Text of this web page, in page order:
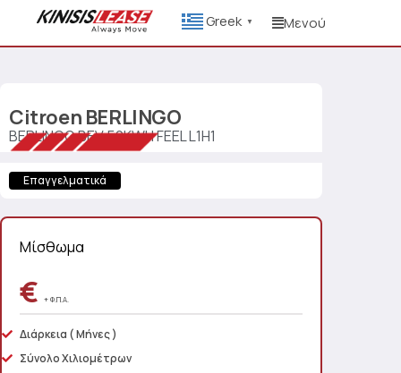
Greek ▼ Μενού
Citroen BERLINGO
BERLINGO BEV 50KWH FEEL L1H1
Επαγγελματικά
Μίσθωμα
€ + Φ.Π.Α.
Διάρκεια ( Μήνες )
Σύνολο Χιλιομέτρων